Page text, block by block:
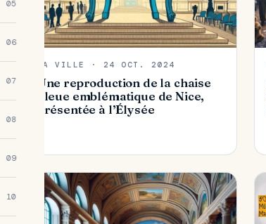
05
06
07
08
09
10
MA VILLE · 24 OCT. 2024
Une reproduction de la chaise
bleue emblématique de Nice,
présentée à l’Élysée